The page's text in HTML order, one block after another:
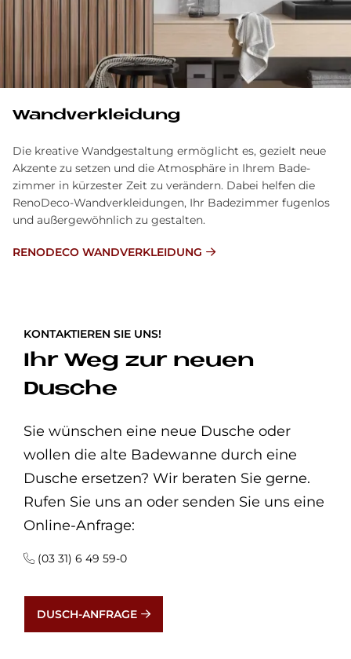
Wand­ver­klei­dung
Die kreative Wand­gestaltung ermöglicht es, gezielt neue
Akzente zu setzen und die Atmosphäre in Ihrem Bade­
zimmer in kürzester Zeit zu ver­ändern. Dabei helfen die
RenoDeco-Wand­verkleidungen, Ihr Bade­zimmer fugenlos
und außer­gewöhnlich zu gestalten.
RENODECO WANDVERKLEIDUNG
KONTAKTIEREN SIE UNS!
Ihr Weg zur neuen
Dusche
Sie wünschen eine neue Dusche oder
wollen die alte Badewanne durch eine
Dusche ersetzen? Wir beraten Sie gerne.
Rufen Sie uns an oder senden Sie uns eine
Online-Anfrage:
(03 31) 6 49 59-0
DUSCH-ANFRAGE